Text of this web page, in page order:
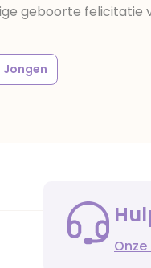
geboorte felicitatie
Jongen